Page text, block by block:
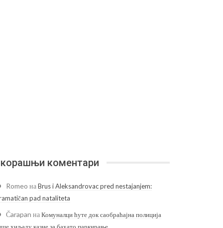
коментари
Romeo наBrus i Aleksandrovac pred nestajanjem:
pad nataliteta
Čarapan наКомуналци ћуте док саобраћајна полиција